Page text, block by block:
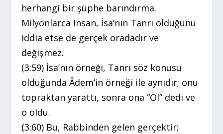
herhangi bir şüphe barındırma.
Milyonlarca insan, İsa’nın Tanrı olduğunu
iddia etse de gerçek oradadır ve
değişmez.
(3:59) İsa’nın örneği, Tanrı söz konusu
olduğunda Âdem’in örneği ile aynıdır; onu
topraktan yarattı, sonra ona “Ol” dedi ve
o oldu.
(3:60) Bu, Rabbinden gelen gerçektir;